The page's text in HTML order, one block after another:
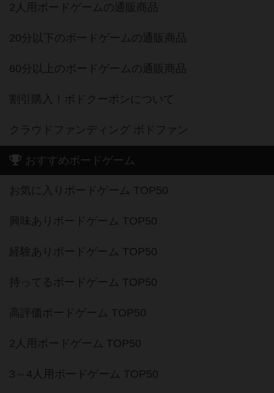
2人用ボードゲームの通販商品
20分以下のボードゲームの通販商品
60分以上のボードゲームの通販商品
割引購入！ボドクーポンについて
クラウドファンディング ボドファン
おすすめボードゲーム
お気に入りボードゲーム TOP50
興味ありボードゲーム TOP50
経験ありボードゲーム TOP50
持ってるボードゲーム TOP50
高評価ボードゲーム TOP50
2人用ボードゲーム TOP50
3～4人用ボードゲーム TOP50